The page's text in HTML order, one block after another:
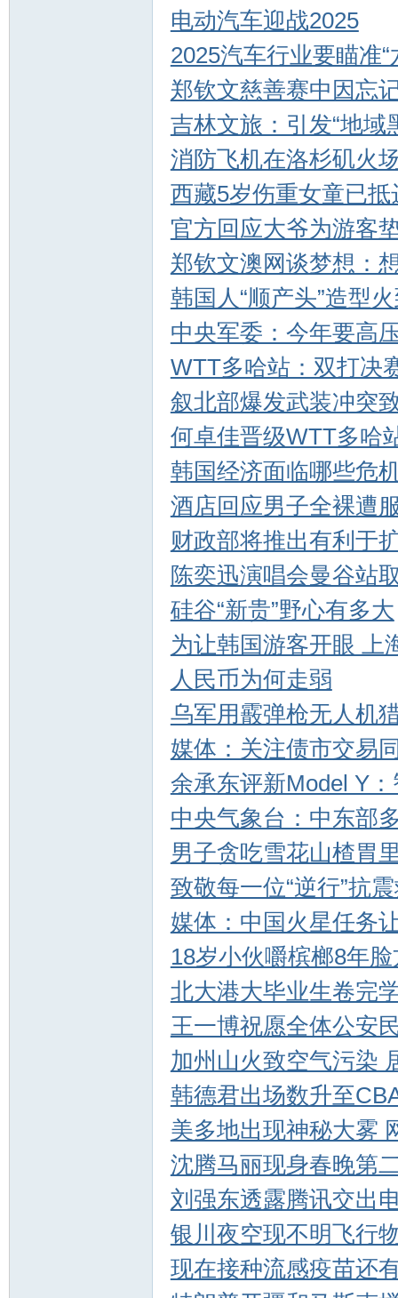
电动汽车迎战2025
2025汽车行业要瞄准“
郑钦文慈善赛中因忘
吉林文旅：引发“地域
消防飞机在洛杉矶火
西藏5岁伤重女童已
官方回应大爷为游客
郑钦文澳网谈梦想：
韩国人“顺产头”造型
中央军委：今年要高
WTT多哈站：双打决
叙北部爆发武装冲突
何卓佳晋级WTT多哈
韩国经济面临哪些危
酒店回应男子全裸遭
财政部将推出有利于
陈奕迅演唱会曼谷站
硅谷“新贵”野心有多大
为让韩国游客开眼 上
人民币为何走弱
乌军用霰弹枪无人机
媒体：关注债市交易
余承东评新Model Y
中央气象台：中东部
男子贪吃雪花山楂胃
致敬每一位“逆行”抗
媒体：中国火星任务
18岁小伙嚼槟榔8年脸
北大港大毕业生卷完
王一博祝愿全体公安
加州山火致空气污染
韩德君出场数升至
美多地出现神秘大雾
沈腾马丽现身春晚第
刘强东透露腾讯交出
银川夜空现不明飞行
现在接种流感疫苗还